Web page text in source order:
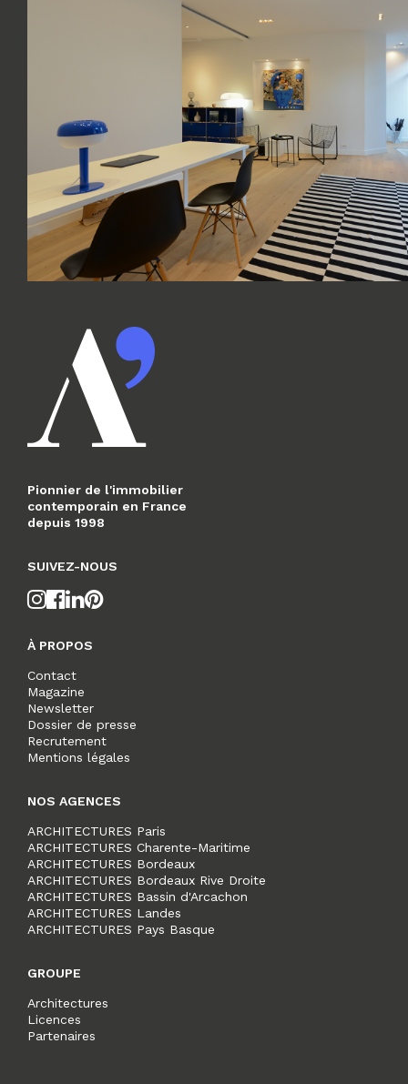
Pionnier de l'immobilier
contemporain en France
depuis 1998
SUIVEZ-NOUS
À PROPOS
Contact
Magazine
Newsletter
Dossier de presse
Recrutement
Mentions légales
NOS AGENCES
ARCHITECTURES Paris
ARCHITECTURES Charente-Maritime
ARCHITECTURES Bordeaux
ARCHITECTURES Bordeaux Rive Droite
ARCHITECTURES Bassin d'Arcachon
ARCHITECTURES Landes
ARCHITECTURES Pays Basque
GROUPE
Architectures
Licences
Partenaires